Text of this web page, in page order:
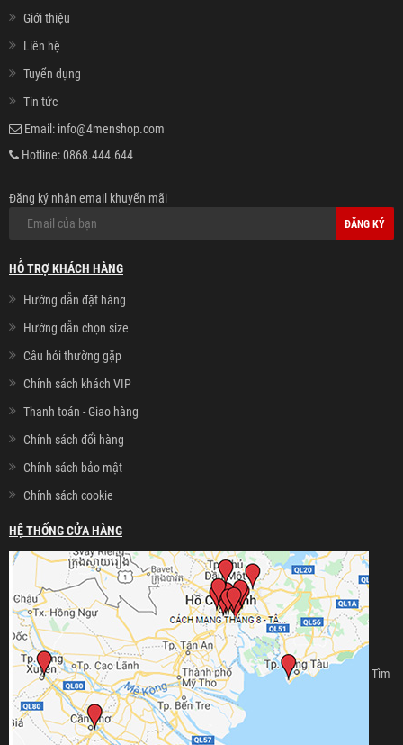
Giới thiệu
Liên hệ
Tuyển dụng
Tin tức
Email: info@4menshop.com
Hotline:0868.444.644
Đăng ký nhận email khuyến mãi
ĐĂNG KÝ
HỖ TRỢ KHÁCH HÀNG
Hướng dẫn đặt hàng
Hướng dẫn chọn size
Câu hỏi thường gặp
Chính sách khách VIP
Thanh toán - Giao hàng
Chính sách đổi hàng
Chính sách bảo mật
Chính sách cookie
HỆ THỐNG CỬA HÀNG
Tìm